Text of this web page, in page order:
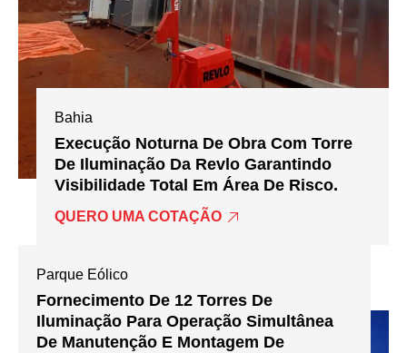
Bahia
Execução Noturna De Obra Com Torre
De Iluminação Da Revlo Garantindo
Visibilidade Total Em Área De Risco.
QUERO UMA COTAÇÃO
Parque Eólico
Fornecimento De 12 Torres De
Iluminação Para Operação Simultânea
De Manutenção E Montagem De